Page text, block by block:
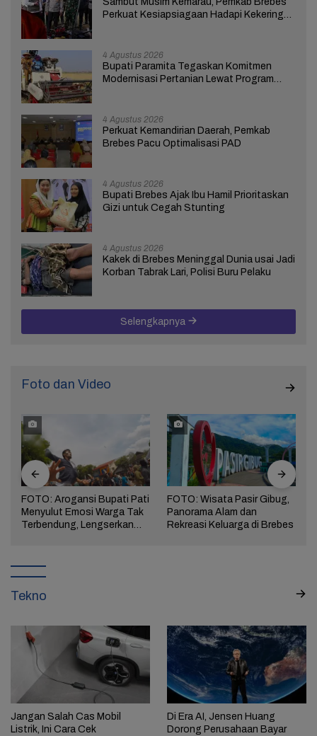
Perkuat Kesiapsiagaan Hadapi Kekeringan
4 Agustus 2026
Bupati Paramita Tegaskan Komitmen
Modernisasi Pertanian Lewat Program
4 Agustus 2026
Perkuat Kemandirian Daerah, Pemkab
Brebes Pacu Optimalisasi PAD
4 Agustus 2026
Bupati Brebes Ajak Ibu Hamil Prioritaskan
Gizi untuk Cegah Stunting
4 Agustus 2026
Kakek di Brebes Meninggal Dunia usai Jadi
Korban Tabrak Lari, Polisi Buru Pelaku
Selengkapnya
Foto dan Video
FOTO: Arogansi Bupati Pati
Menyulut Emosi Warga Tak
Terbendung, Lengserkan
FOTO: Wisata Pasir Gibug,
Panorama Alam dan
Rekreasi Keluarga di Brebes
Tekno
Jangan Salah Cas Mobil
Listrik, Ini Cara Cek
Di Era AI, Jensen Huang
Dorong Perusahaan Bayar